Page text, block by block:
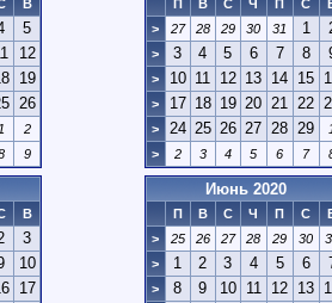
В
5
12
19
26
1
2
9
П В С Ч П С
>
27 28 29 30 31 1
> 3 4 5 6 7 8
> 10 11 12 13 14 15
> 17 18 19 20 21 22
> 24 25 26 27 28 29
>
2 3 4 5 6 7
В
3
10
17
Июнь 2020
П В С Ч П С
>
25 26 27 28 29 30
>
1 2 3 4 5 6
> 8 9 10 11 12 13